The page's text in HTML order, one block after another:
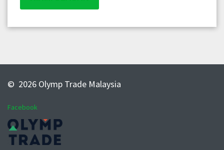
© 2026 Olymp Trade Malaysia
Facebook